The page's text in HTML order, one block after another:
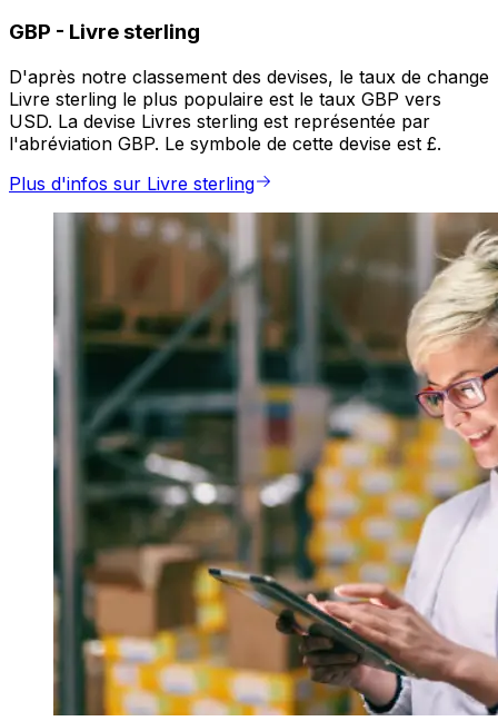
GBP - Livre sterling
D'après notre classement des devises, le taux de change
Livre sterling le plus populaire est le taux GBP vers
USD. La devise Livres sterling est représentée par
l'abréviation GBP. Le symbole de cette devise est £.
Plus d'infos sur Livre sterling